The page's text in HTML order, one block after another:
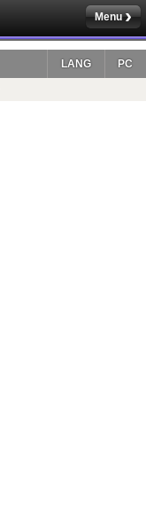
Menu
PC
LANG